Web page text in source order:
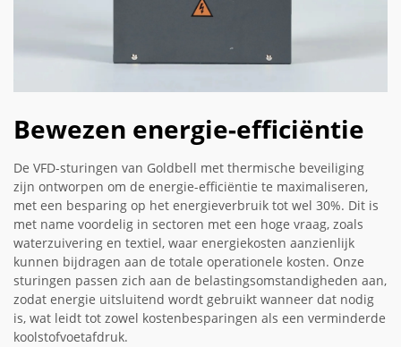
Bewezen energie-efficiëntie
De VFD-sturingen van Goldbell met thermische beveiliging
zijn ontworpen om de energie-efficiëntie te maximaliseren,
met een besparing op het energieverbruik tot wel 30%. Dit is
met name voordelig in sectoren met een hoge vraag, zoals
waterzuivering en textiel, waar energiekosten aanzienlijk
kunnen bijdragen aan de totale operationele kosten. Onze
sturingen passen zich aan de belastingsomstandigheden aan,
zodat energie uitsluitend wordt gebruikt wanneer dat nodig
is, wat leidt tot zowel kostenbesparingen als een verminderde
koolstofvoetafdruk.